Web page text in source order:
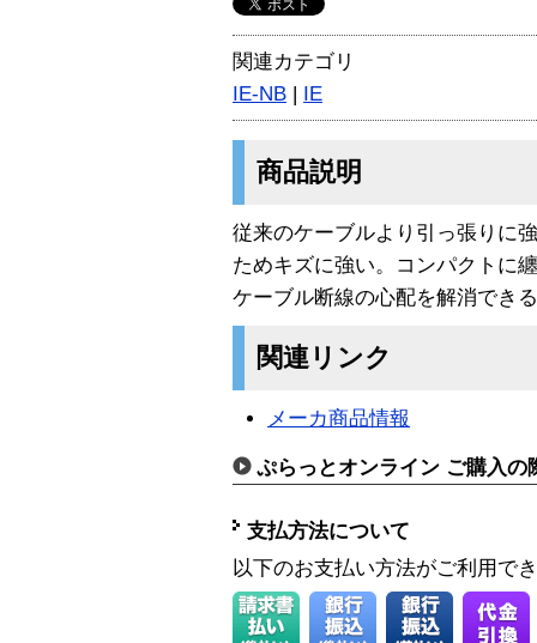
関連カテゴリ
IE-NB | IE
商品説明
従来のケーブルより引っ張りに
ためキズに強い。コンパクトに
ケーブル断線の心配を解消でき
関連リンク
メーカ商品情報
ぷらっとオンライン ご購入の
支払方法について
以下のお支払い方法がご利用で